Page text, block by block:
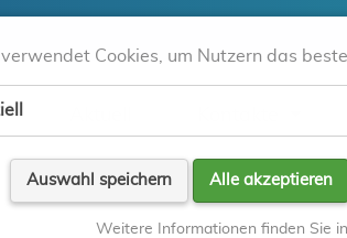
verwendet Cookies, um Nutzern das
Auswahl speichern Alle akzeptieren
Weitere Informationen finden Sie